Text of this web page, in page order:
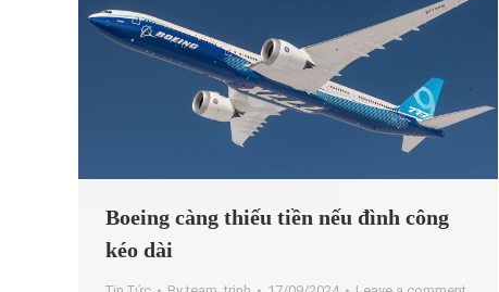
Boeing càng thiếu tiền nếu đình công
kéo dài